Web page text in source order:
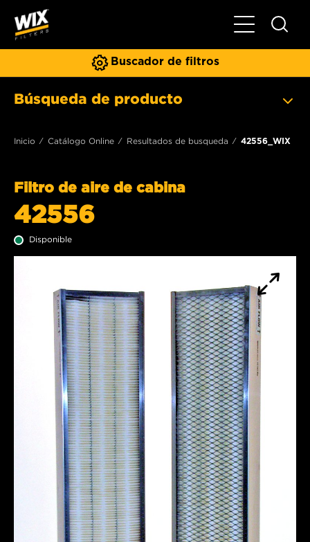
Toggle
Buscador de filtros
Búsqueda de producto
Inicio Catálogo Online Resultados de busqueda 42556_WIX
Filtro de aire de cabina
42556
Disponible